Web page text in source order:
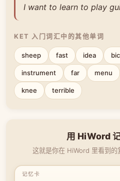
I want to learn to play
KET 入门词汇中的其他单词
sheep fast idea
instrument far menu
knee terrible
用 HiWord
这就是你在 HiWord 里看到